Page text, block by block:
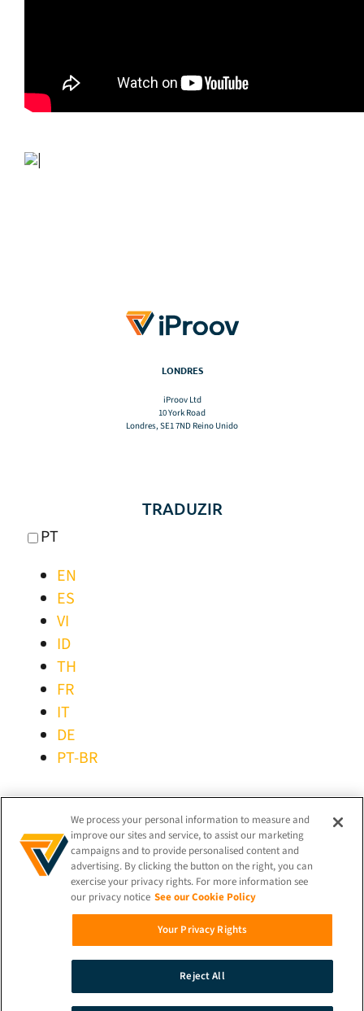
LONDRES
iProov Ltd
10 York Road
Londres, SE1 7ND Reino Unido
TRADUZIR
PT
EN
ES
VI
ID
TH
FR
IT
DE
PT-BR
MANTER-SE LIGADO!
© 2026 iProov |Política de Privacidade
Pesquisar
Demonstração
We process your personal information to measure and
improve our sites and service, to assist our marketing
campaigns and to provide personalised content and
advertising. By clicking the button on the right, you can
exercise your privacy rights. For more information see
our privacy notice See our Cookie Policy
Your Privacy Rights
Reject All